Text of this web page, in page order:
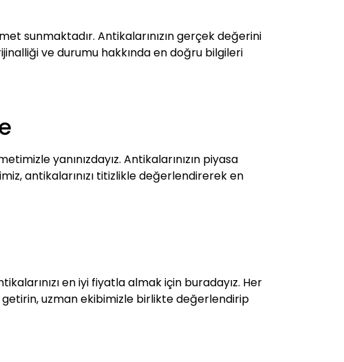
sunmaktadır. Antikalarınızın gerçek değerini
ve durumu hakkında en doğru bilgileri
yanınızdayız. Antikalarınızın piyasa
antikalarınızı titizlikle değerlendirerek en
en iyi fiyatla almak için buradayız. Her
uzman ekibimizle birlikte değerlendirip